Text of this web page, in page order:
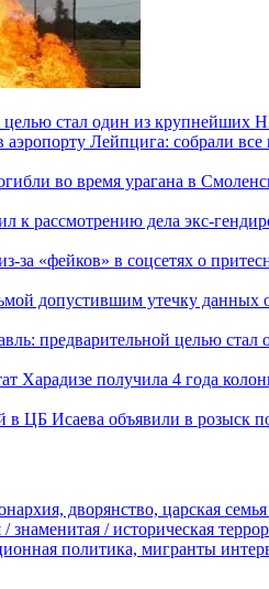
целью стал один из крупнейших
аэропорту Лейпцига: собрали все
во время урагана в
к рассмотрению дела экс-
за «фейков» в соцсетях о
допустившим утечку данных
предварительной целью
Харадизе получила 4 года
в ЦБ Исаева объявили в розыск
дворянство, царская семья
знаменитая / историческая
политика, мигранты